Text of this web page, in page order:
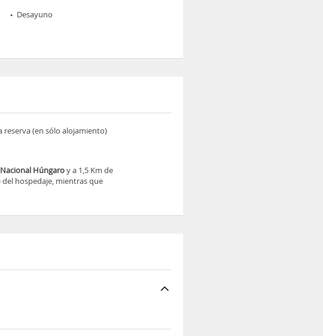
Desayuno
reserva (en sólo alojamiento)
Húngaroy a 1,5 Km de
hospedaje, mientras que